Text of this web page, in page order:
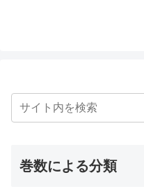
巻数による分類